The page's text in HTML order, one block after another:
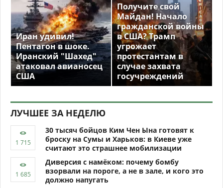
Иран удивил!
Пентагон в шоке.
Иранский "Шахед"
атаковал авианосец
США
Получите свой
Майдан! Начало
гражданской войны
в США? Трамп
угрожает
протестантам в
случае захвата
госучреждений
ЛУЧШЕЕ ЗА НЕДЕЛЮ
30 тысяч бойцов Ким Чен Ына готовят к
броску на Сумы и Харьков: в Киеве уже
считают это страшнее мобилизации
Диверсия с намёком: почему бомбу
взорвали на пороге, а не в зале, и кого это
должно напугать